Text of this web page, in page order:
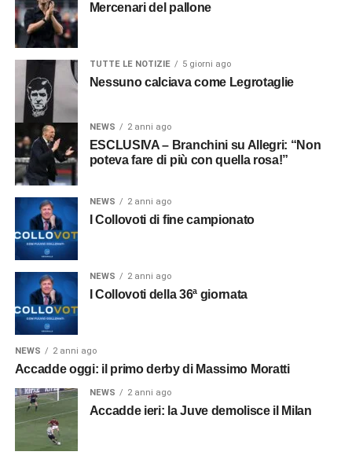
Mercenari del pallone
TUTTE LE NOTIZIE 5 giorni ago
Nessuno calciava come Legrotaglie
NEWS 2 anni ago
ESCLUSIVA – Branchini su Allegri: “Non
poteva fare di più con quella rosa!”
NEWS 2 anni ago
I Collovoti di fine campionato
NEWS 2 anni ago
I Collovoti della 36ª giornata
NEWS 2 anni ago
Accadde oggi: il primo derby di Massimo Moratti
NEWS 2 anni ago
Accadde ieri: la Juve demolisce il Milan